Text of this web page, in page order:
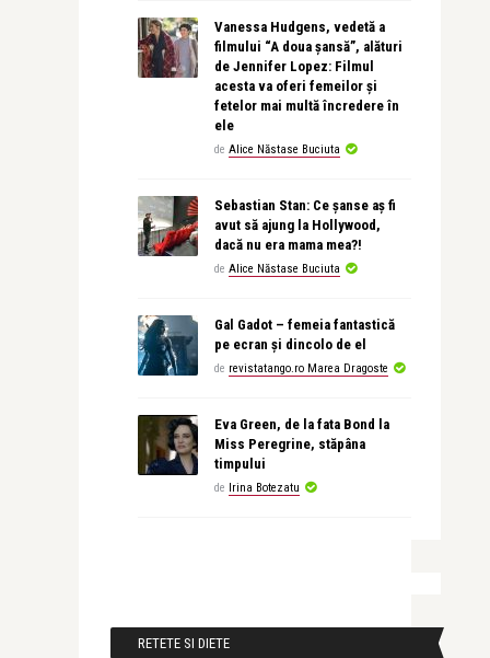
Vanessa Hudgens, vedetă a
filmului “A doua șansă”, alături
de Jennifer Lopez: Filmul
acesta va oferi femeilor și
fetelor mai multă încredere în
ele
de Alice Năstase Buciuta
Sebastian Stan: Ce șanse aș fi
avut să ajung la Hollywood,
dacă nu era mama mea?!
de Alice Năstase Buciuta
Gal Gadot – femeia fantastică
pe ecran și dincolo de el
de revistatango.ro Marea Dragoste
Eva Green, de la fata Bond la
Miss Peregrine, stăpâna
timpului
de Irina Botezatu
RETETE SI DIETE